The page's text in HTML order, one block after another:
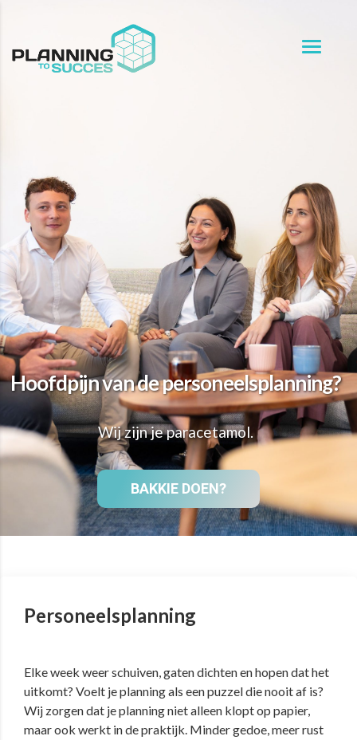
Hoofdpijn van de personeelsplanning?
BAKKIE DOEN?
Wij zijn je paracetamol.
Personeelsplanning
Elke week weer schuiven, gaten dichten en hopen dat het
uitkomt? Voelt je planning als een puzzel die nooit af is?
Wij zorgen dat je planning niet alleen klopt op papier,
maar ook werkt in de praktijk. Minder gedoe, meer rust